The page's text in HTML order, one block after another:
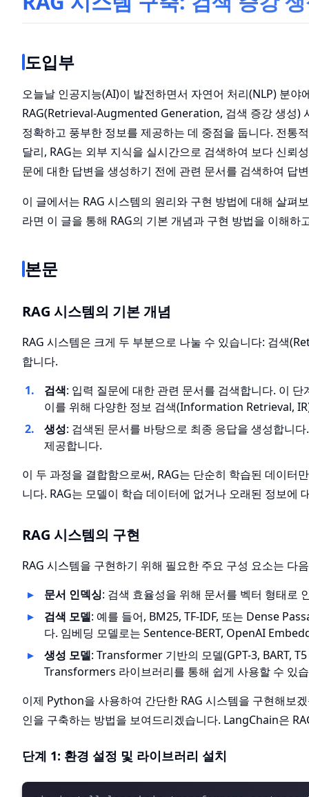
도입부
오늘날 인공지능(AI)이 발전하면서 자연어 처리(NLP) 분
RAG(Retrieval-Augmented Generation, 검색 증강 생성)
정확하고 풍부한 정보를 제공하는 데 중점을 둡니다. 전통
달리, RAG는 외부 지식을 실시간으로 검색하여 보다 신뢰
문에 대한 답변을 생성하기 전에 관련 문서를 검색하여 답
이 글에서는 RAG 시스템의 원리와 구현 방법에 대해 살펴
라면 이 글을 통해 RAG의 기본 개념과 구현 방법을 이해
본문
RAG 시스템의 기본 개념
RAG 시스템은 크게 두 부분으로 나눌 수 있습니다: 검색
합니다.
검색: 입력 질문에 대한 관련 문서를 검색합니다. 이
이를 위해 다양한 정보 검색(Information Retrieval,
생성: 검색된 문서를 바탕으로 최종 응답을 생성합니
제공합니다.
이 두 과정을 결합함으로써, RAG는 단순히 학습된 데이터
니다. RAG는 모델이 학습 데이터에 없거나 오래된 정보에
RAG 시스템의 구현
RAG 시스템을 구현하기 위해 필요한 주요 구성 요소는 다
문서 인덱싱: 검색 효율성을 위해 문서를 벡터 형태로
검색 모델: 예를 들어, BM25, TF-IDF, 또는 Dense
다. 임베딩 모델로는 Sentence-BERT, OpenAI
생성 모델: Transformer 기반의 모델(GPT-3, BART,
Transformers 라이브러리를 통해 쉽게 사용할 수 있
이제 Python을 사용하여 간단한 RAG 시스템을 구현해보
인을 구축하는 방법을 보여드리겠습니다. LangChain은
단계 1: 환경 설정 및 라이브러리 설치